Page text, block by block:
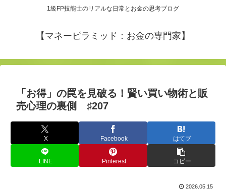
1級FP技能士のリアルな日常とお金の思考ブログ
【マネーピラミッド：お金の専門家】
「お得」の罠を見破る！賢い買い物術と販
売心理の裏側 ♯207
X Facebook はてブ
LINE Pinterest コピー
2026.05.15